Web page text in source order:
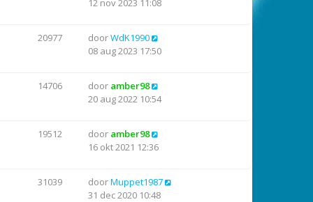
12 nov 2023 11:08
20977 doorWdK1990
08 aug 2023 17:50
14706 door amber98
20 aug 2022 10:54
19512 door amber98
16 okt 2021 12:36
31039 doorMuppet1987
31 dec 2020 10:48